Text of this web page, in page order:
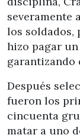
severamente
los soldados,
hizo pagar
garantizando
Después
fueron los
cincuenta
matar a uno